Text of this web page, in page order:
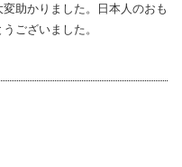
助かりました。日本人のおも
ございました。